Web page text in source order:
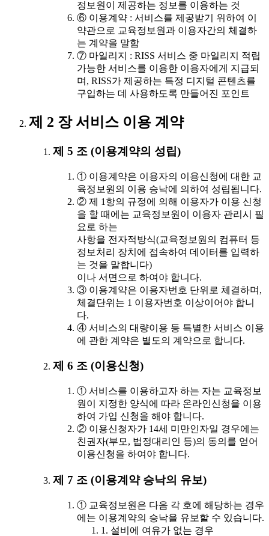
정보원이 제공하는 정보를 이용하는 것
⑥ 이용계약 : 서비스를 제공받기 위하여 이
약관으로 교육정보원과 이용자간의 체결하
는 계약을 말함
⑦ 마일리지 : RISS 서비스 중 마일리지 적립
가능한 서비스를 이용한 이용자에게 지급되
며, RISS가 제공하는 특정 디지털 콘텐츠를
구입하는 데 사용하도록 만들어진 포인트
제 2 장 서비스 이용 계약
제 5 조 (이용계약의 성립)
① 이용계약은 이용자의 이용신청에 대한 교
육정보원의 이용 승낙에 의하여 성립됩니다.
② 제 1항의 규정에 의해 이용자가 이용 신청
을 할 때에는 교육정보원이 이용자 관리시 필
요로 하는
사항을 전자적방식(교육정보원의 컴퓨터 등
정보처리 장치에 접속하여 데이터를 입력하
는 것을 말합니다)
이나 서면으로 하여야 합니다.
③ 이용계약은 이용자번호 단위로 체결하며,
체결단위는 1 이용자번호 이상이어야 합니
다.
④ 서비스의 대량이용 등 특별한 서비스 이용
에 관한 계약은 별도의 계약으로 합니다.
제 6 조 (이용신청)
① 서비스를 이용하고자 하는 자는 교육정보
원이 지정한 양식에 따라 온라인신청을 이용
하여 가입 신청을 해야 합니다.
② 이용신청자가 14세 미만인자일 경우에는
친권자(부모, 법정대리인 등)의 동의를 얻어
이용신청을 하여야 합니다.
제 7 조 (이용계약 승낙의 유보)
① 교육정보원은 다음 각 호에 해당하는 경우
에는 이용계약의 승낙을 유보할 수 있습니다.
1. 설비에 여유가 없는 경우